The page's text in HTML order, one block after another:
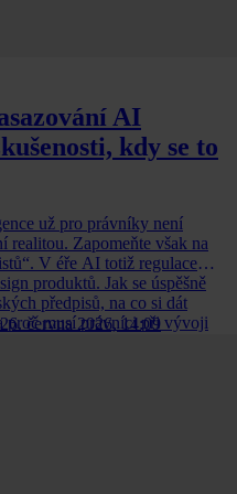
AI
kdy se to
už pro právníky není
realitou. Zapomeňte však na
V éře AI totiž regulace
produktů. Jak se úspěšně
předpisů, na co si dát
proč musí právníci při vývoji
26. června 2026, 14:09